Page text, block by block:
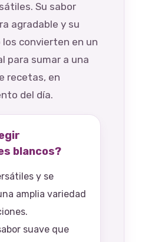
Su sabor
agradable y su
convierten en un
para sumar a una
recetas, en
del día.
blancos?
y se
amplia variedad
suave que